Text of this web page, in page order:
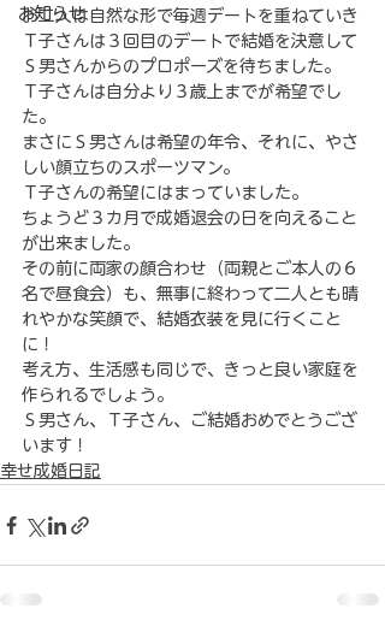
お知らせ
お二人は自然な形で毎週デートを重ねていき
Ｔ子さんは３回目のデートで結婚を決意して
Ｓ男さんからのプロポーズを待ちました。
Ｔ子さんは自分より３歳上までが希望でし
た。
まさにＳ男さんは希望の年令、それに、やさ
しい顔立ちのスポーツマン。
Ｔ子さんの希望にはまっていました。
ちょうど３カ月で成婚退会の日を向えること
が出来ました。
その前に両家の顔合わせ（両親とご本人の６
名で昼食会）も、無事に終わって二人とも晴
れやかな笑顔で、結婚衣装を見に行くこと
に！
考え方、生活感も同じで、きっと良い家庭を
作られるでしょう。
Ｓ男さん、Ｔ子さん、ご結婚おめでとうござ
います！
幸せ成婚日記